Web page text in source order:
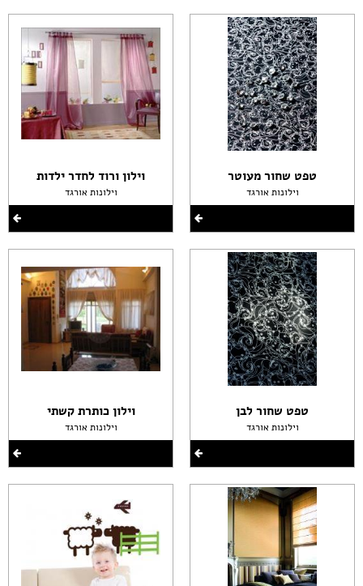
טפט שחור מעוטר
וילונות אורגד
טפט שחור לבן
וילונות אורגד
וילון ורוד לחדר ילדות
וילונות אורגד
וילון כותרת קשתי
וילונות אורגד